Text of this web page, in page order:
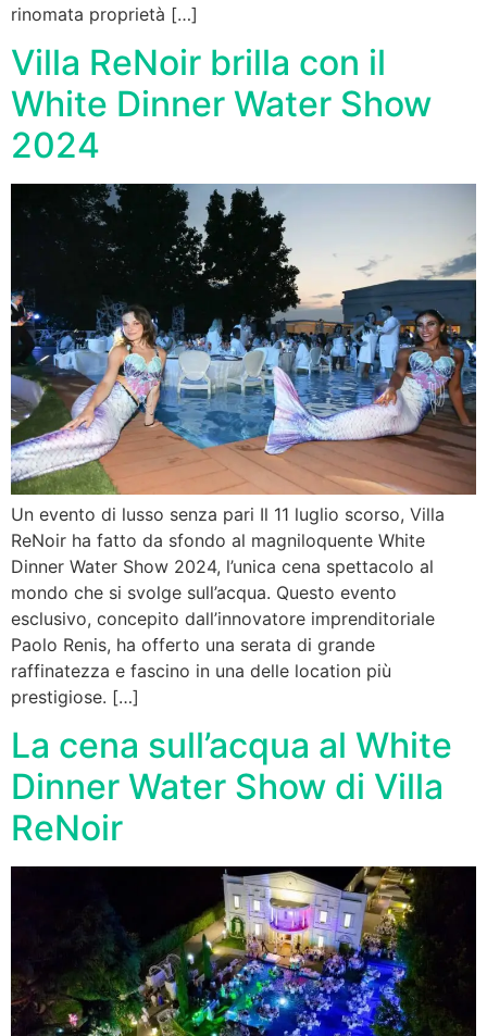
rinomata proprietà […]
Villa ReNoir brilla con il
White Dinner Water Show
2024
Un evento di lusso senza pari Il 11 luglio scorso, Villa
ReNoir ha fatto da sfondo al magniloquente White
Dinner Water Show 2024, l’unica cena spettacolo al
mondo che si svolge sull’acqua. Questo evento
esclusivo, concepito dall’innovatore imprenditoriale
Paolo Renis, ha offerto una serata di grande
raffinatezza e fascino in una delle location più
prestigiose. […]
La cena sull’acqua al White
Dinner Water Show di Villa
ReNoir